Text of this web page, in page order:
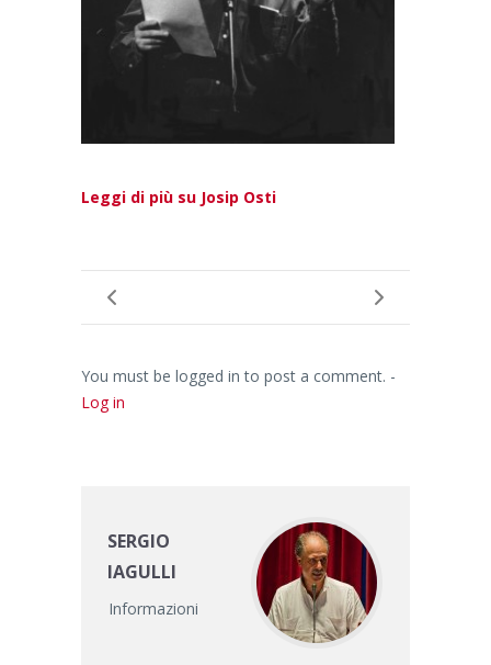
Leggi di più su Josip Osti
You must be logged in to post a comment. -
Log in
SERGIO
IAGULLI
Informazioni